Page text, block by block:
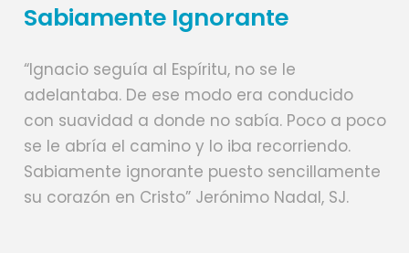
Sabiamente Ignorante
“Ignacio seguía al Espíritu, no se le
adelantaba. De ese modo era conducido
con suavidad a donde no sabía. Poco a poco
se le abría el camino y lo iba recorriendo.
Sabiamente ignorante puesto sencillamente
su corazón en Cristo” Jerónimo Nadal, SJ.